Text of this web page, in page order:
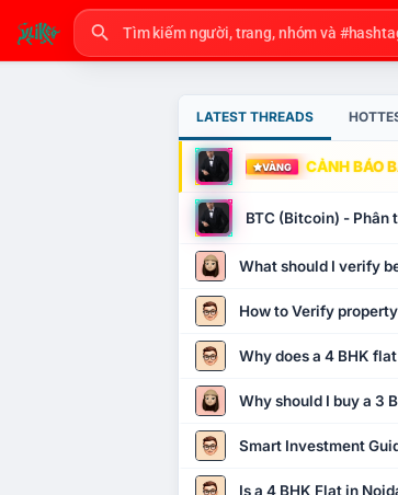
LATEST THREADS
VÀNG CẢNH BÁO
BTC (Bitcoin) -
What should I verify
How to Verify
Why does a 4 BHK
Why should I buy a 3
Smart Investment
Is a 4 BHK Flat in